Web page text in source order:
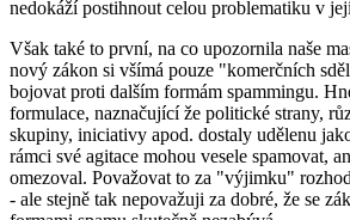
nedokáží postihnout celou problematiku v
Však také to první, na co upozornila naše
nový zákon si všímá pouze "komerčních
bojovat proti dalším formám spammingu.
formulace, naznačující že politické strany,
skupiny, iniciativy apod. dostaly udělenu
rámci své agitace mohou vesele spamovat,
omezoval. Považovat to za "výjimku"
- ale stejně tak nepovažuji za dobré, že se